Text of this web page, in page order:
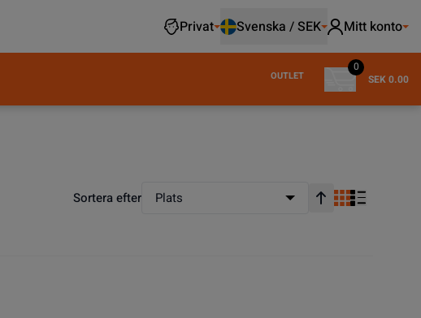
Privat
Svenska / SEK Mitt konto
OUTLET
0
SEK 0.00
Sortera efter Plats Stigande ordning